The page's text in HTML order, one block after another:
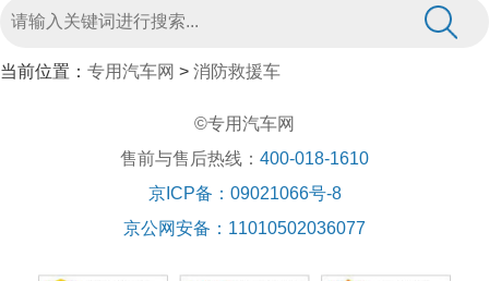
当前位置： 专用汽车网 > 消防救援车
©专用汽车网
售前与售后热线： 400-018-1610
京ICP备：09021066号-8
京公网安备：11010502036077